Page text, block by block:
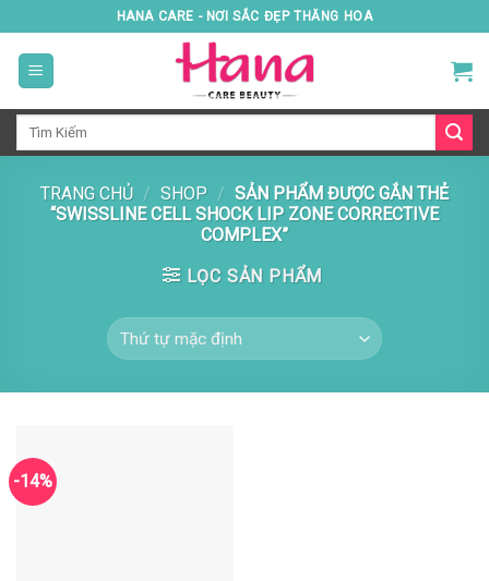
to
content
HANA CARE - NƠI SẮC ĐẸP THĂNG HOA
Tìm
TRANG CHỦ / SHOP / SẢN PHẨM ĐƯỢC GẮN THẺ
“SWISSLINE CELL SHOCK LIP ZONE CORRECTIVE
COMPLEX”
LỌC SẢN PHẨM
-14%